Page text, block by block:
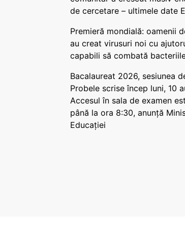
de cercetare – ultimele date
Premieră mondială: oamenii
au creat virusuri noi cu
capabili să combată
Bacalaureat 2026, sesiunea
Probele scrise încep luni, 10
Accesul în sala de examen
până la ora 8:30, anunță
Educației